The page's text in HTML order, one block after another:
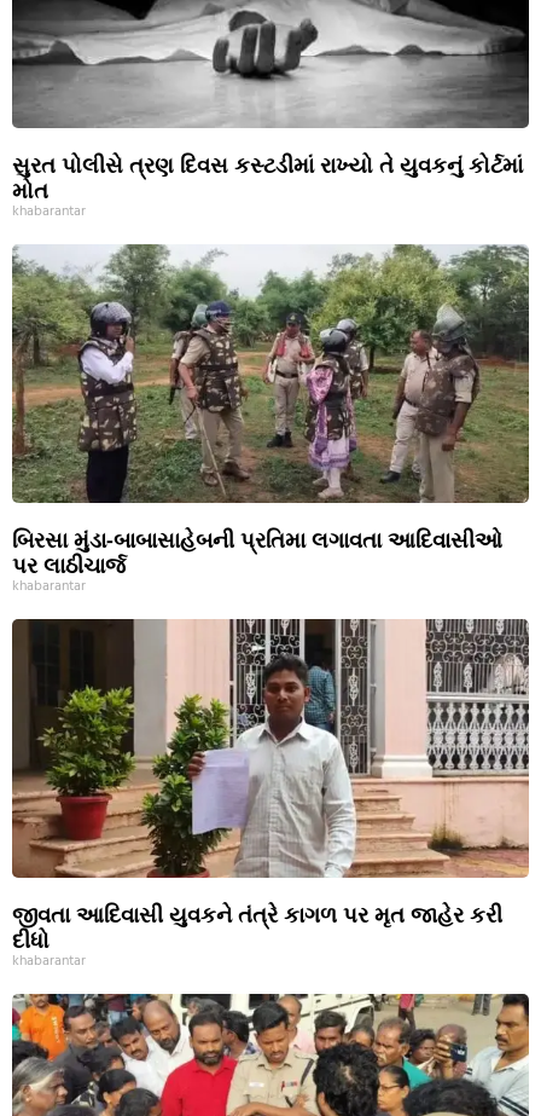
સુરત પોલીસે ત્રણ દિવસ કસ્ટડીમાં રાખ્યો તે યુવકનું કોર્ટમાં
મોત
khabarantar
બિરસા મુંડા-બાબાસાહેબની પ્રતિમા લગાવતા આદિવાસીઓ
પર લાઠીચાર્જ
khabarantar
જીવતા આદિવાસી યુવકને તંત્રે કાગળ પર મૃત જાહેર કરી
દીધો
khabarantar